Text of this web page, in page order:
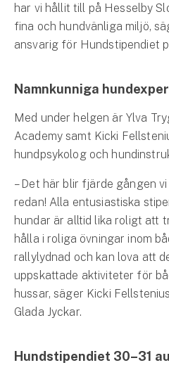
Fritidshusförsäkring
Företag
Släpvagnsförsäkring
För förmedlare
Gruppförsäkringar
Kommunolycksfall
Försäkring via förmedlare
har vi hållit till på Hesselby
fina och hundvänliga miljö,
ansvarig för Hundstipendiet
Namnkunniga
Med under helgen är Ylva
Academy samt Kicki
hundpsykolog och
– Det här blir fjärde gången
redan! Alla entusiastiska
hundar är alltid lika roligt att
hålla i roliga övningar inom
rallylydnad och kan lova att
uppskattade aktiviteter för
hussar, säger Kicki
Glada Jyckar.
Hundstipendiet 30–31